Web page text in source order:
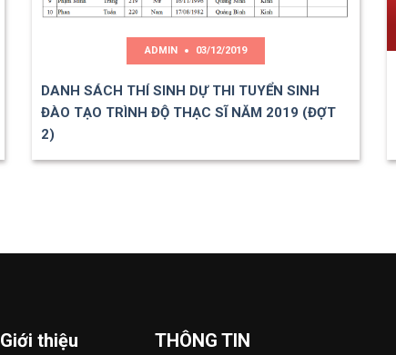
ADMIN 03/12/2019
DANH SÁCH THÍ SINH DỰ THI TUYỂN SINH
ĐÀO TẠO TRÌNH ĐỘ THẠC SĨ NĂM 2019 (ĐỢT
2)
Giới thiệu THÔNG TIN